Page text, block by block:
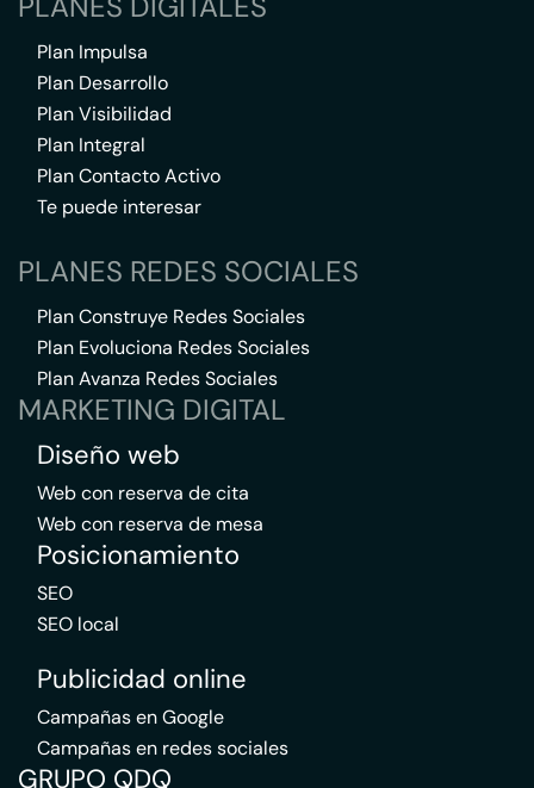
Plan Impulsa
Plan Desarrollo
Plan Visibilidad
Plan Integral
Plan Contacto Activo
Te puede interesar
PLANES REDES SOCIALES
Plan Construye Redes Sociales
Plan Evoluciona Redes Sociales
Plan Avanza Redes Sociales
MARKETING DIGITAL
Diseño web
Web con reserva de cita
Web con reserva de mesa
Posicionamiento
SEO
SEO local
Publicidad online
Campañas en Google
Campañas en redes sociales
GRUPO QDQ